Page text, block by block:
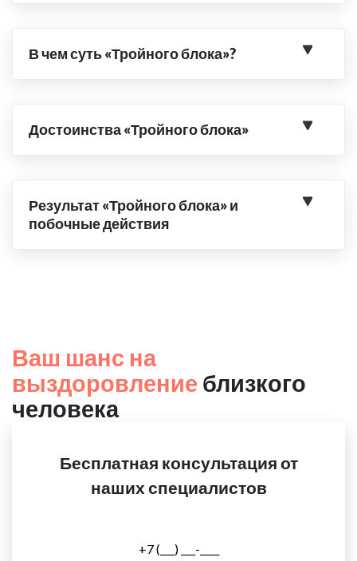
В чем суть «Тройного блока»?
Достоинства «Тройного блока»
Результат «Тройного блока» и
побочные действия
Ваш шанс на
выздоровление близкого
человека
Бесплатная консультация от
наших специалистов